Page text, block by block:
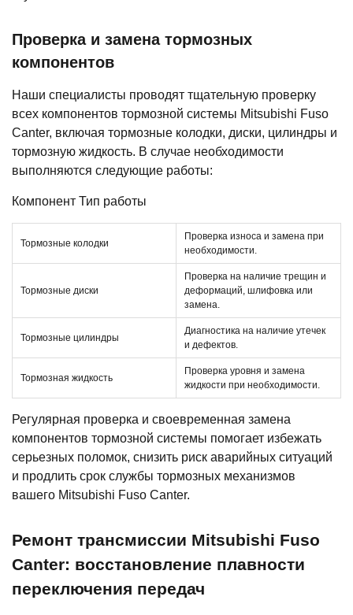
Проверка и замена тормозных
компонентов
Наши специалисты проводят тщательную проверку
всех компонентов тормозной системы Mitsubishi Fuso
Canter, включая тормозные колодки, диски, цилиндры и
тормозную жидкость. В случае необходимости
выполняются следующие работы:
Компонент Тип работы
Тормозные колодки
Проверка износа и замена при
необходимости.
Тормозные диски
Проверка на наличие трещин и
деформаций, шлифовка или
замена.
Тормозные цилиндры
Диагностика на наличие утечек
и дефектов.
Тормозная жидкость
Проверка уровня и замена
жидкости при необходимости.
Регулярная проверка и своевременная замена
компонентов тормозной системы помогает избежать
серьезных поломок, снизить риск аварийных ситуаций
и продлить срок службы тормозных механизмов
вашего Mitsubishi Fuso Canter.
Ремонт трансмиссии Mitsubishi Fuso
Canter: восстановление плавности
переключения передач